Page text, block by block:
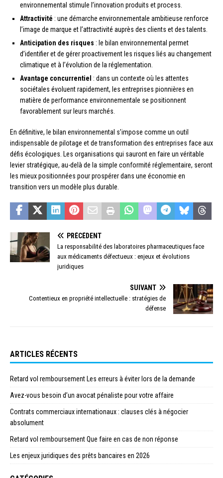
environnemental stimule l’innovation produits et process.
Attractivité : une démarche environnementale ambitieuse renforce
l’image de marque et l’attractivité auprès des clients et des talents.
Anticipation des risques : le bilan environnemental permet
d’identifier et de gérer proactivement les risques liés au changement
climatique et à l’évolution de la réglementation.
Avantage concurrentiel : dans un contexte où les attentes
sociétales évoluent rapidement, les entreprises pionnières en
matière de performance environnementale se positionnent
favorablement sur leurs marchés.
En définitive, le bilan environnemental s’impose comme un outil
indispensable de pilotage et de transformation des entreprises face aux
défis écologiques. Les organisations qui sauront en faire un véritable
levier stratégique, au-delà de la simple conformité réglementaire, seront
les mieux positionnées pour prospérer dans une économie en
transition vers un modèle plus durable.
PRÉCÉDENT
La responsabilité des laboratoires pharmaceutiques face
aux médicaments défectueux : enjeux et évolutions
juridiques
SUIVANT
Contentieux en propriété intellectuelle : stratégies de
défense
ARTICLES RÉCENTS
Retard vol remboursement Les erreurs à éviter lors de la demande
Avez-vous besoin d’un avocat pénaliste pour votre affaire
Contrats commerciaux internationaux : clauses clés à négocier
absolument
Retard vol remboursement Que faire en cas de non réponse
Les enjeux juridiques des prêts bancaires en 2026